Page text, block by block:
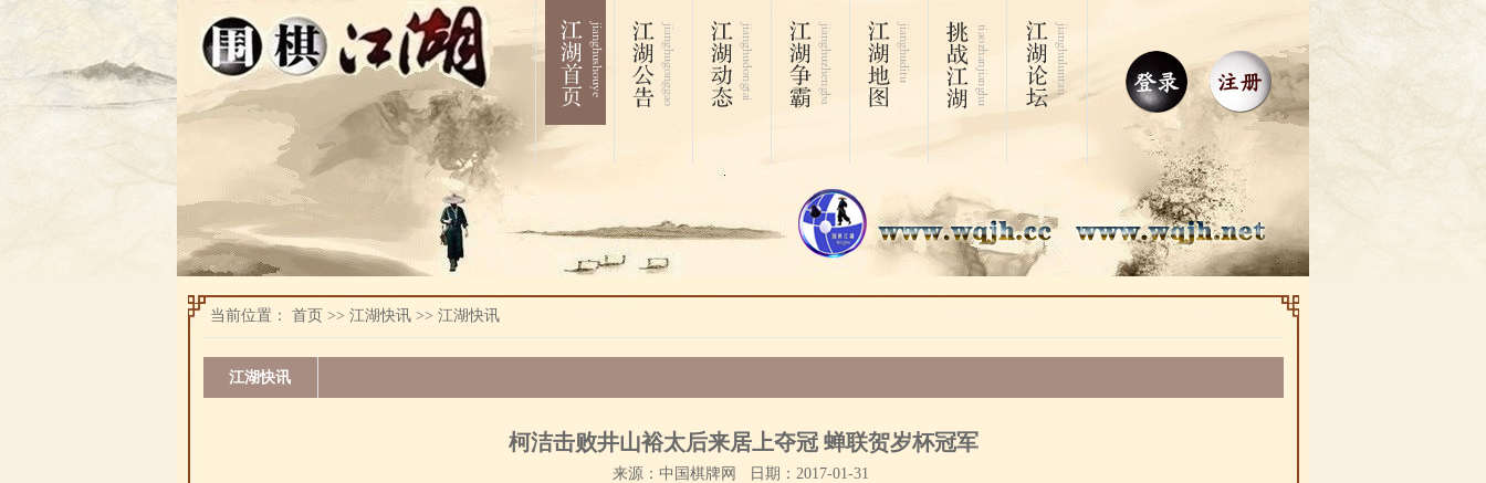
当前位置： 首页 >> 江湖快讯>> 江湖快讯
江湖快讯
柯洁击败井山裕太后来居上夺冠 蝉联贺岁杯冠军
来源：中国棋牌网 日期：2017-01-31